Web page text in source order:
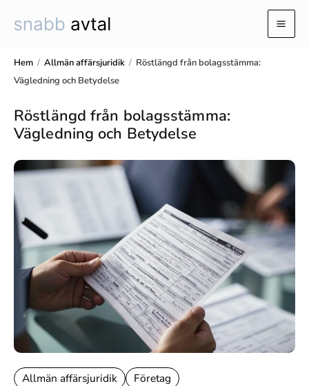
Hem / Allmän affärsjuridik / Röstlängd från bolagsstämma:
Vägledning och Betydelse
Röstlängd från bolagsstämma:
Vägledning och Betydelse
Allmän affärsjuridik Företag